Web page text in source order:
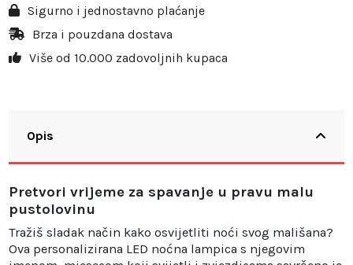
Sigurno i jednostavno plaćanje
Brza i pouzdana dostava
Više od 10.000 zadovoljnih kupaca
Opis
Pretvori vrijeme za spavanje u pravu malu
pustolovinu
Tražiš sladak način kako osvijetliti noći svog mališana?
Ova personalizirana LED noćna lampica s njegovim